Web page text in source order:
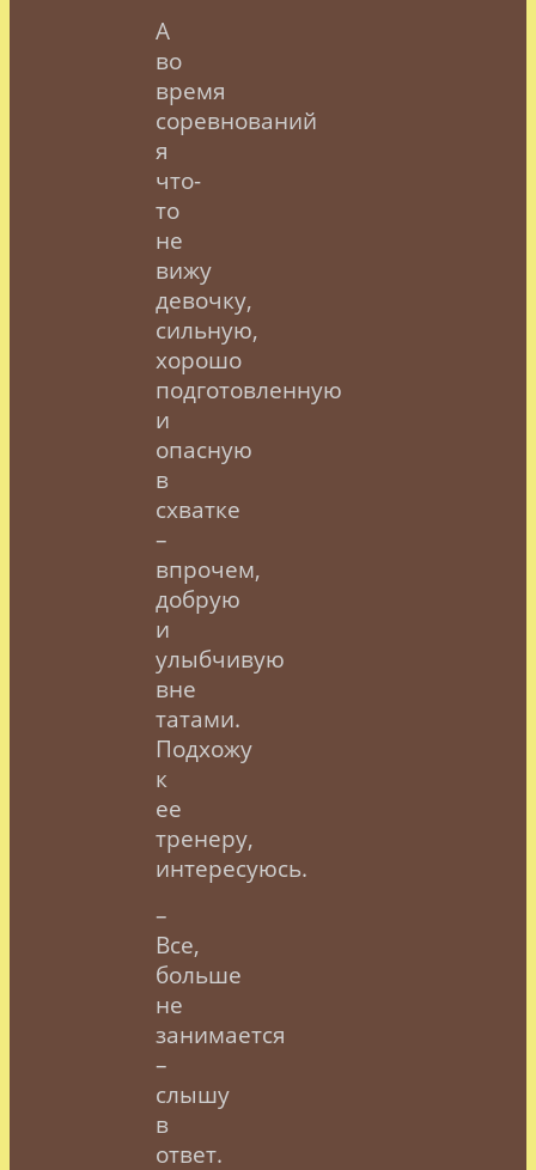
А
во
время
соревнований
я
что-
то
не
вижу
девочку,
сильную,
хорошо
подготовленную
и
опасную
в
схватке
–
впрочем,
добрую
и
улыбчивую
вне
татами.
Подхожу
к
ее
тренеру,
интересуюсь.
–
Все,
больше
не
занимается
–
слышу
в
ответ.